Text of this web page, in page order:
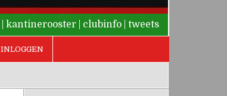
kantinerooster clubinfo tweets
INLOGGEN